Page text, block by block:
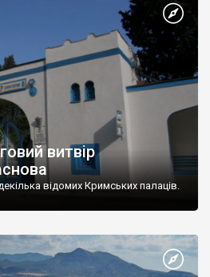
витвір
відомих Кримських палаців.